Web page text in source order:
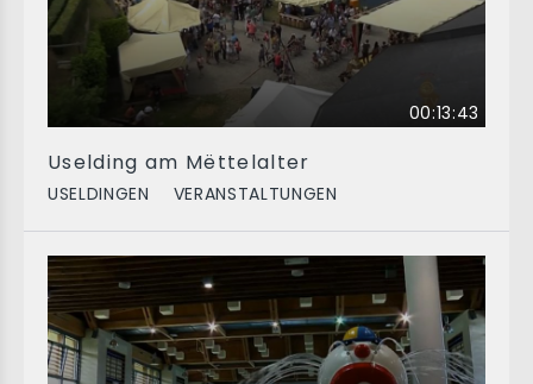
00:13:43
Uselding am Mëttelalter
USELDINGEN VERANSTALTUNGEN